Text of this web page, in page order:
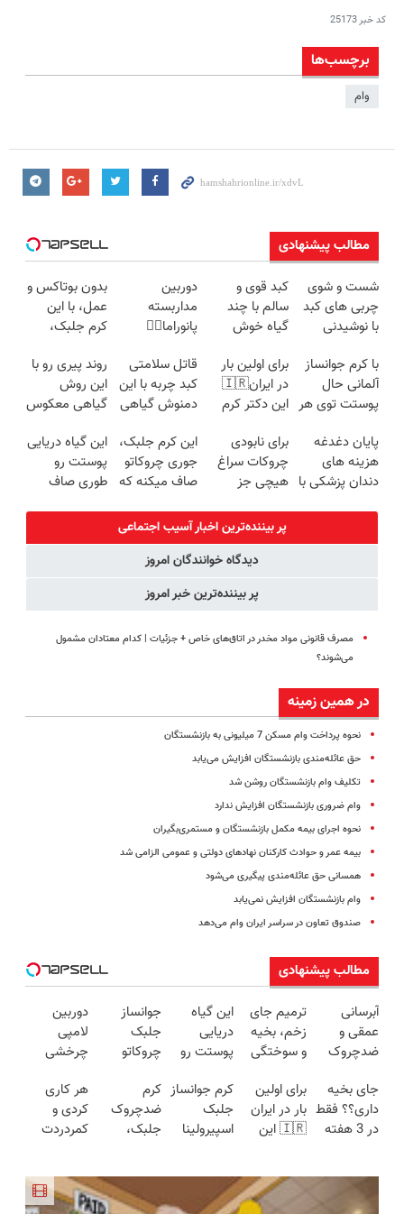
کد خبر25173
برچسب‌ها
وام
مطالب پیشنهادی
شست و شوی
چربی های کبد
با نوشیدنی
کبد قوی و
سالم با چند
گیاه خوش
دوربین
مداربسته
پانوراما👈🏻
360°و سازگار با
اندروید و ios
بدون بوتاکس و
عمل، با این
کرم جلبک،
جوان کن
با کرم جوانساز
آلمانی حال
پوستت توی هر
خوبه۴۵٪تخفیف
برای اولین بار
در ایران🇮🇷
این دکتر کرم
روزه ساخت!
قاتل سلامتی
کبد چربه با این
دمنوش گیاهی
روند پیری رو با
این روش
گیاهی معکوس
پایان دغدغه
هزینه های
دندان پزشکی با
برای نابودی
چروکات سراغ
هیچی جز
نرو(تخفیف40%)
این کرم جلبک،
جوری چروکاتو
صاف میکنه که
کردی!(تخفیف
ویژه)
این گیاه دریایی
پوستت رو
طوری صاف
شدی🔥
پر بیننده‌ترین اخبار آسیب اجتماعی
دیدگاه خوانندگان امروز
پر بیننده‌ترین خبر امروز
مصرف قانونی مواد مخدر در اتاق‌های خاص + جزئیات | کدام معتادان مشمول
می‌شوند؟
در همین زمینه
نحوه پرداخت وام مسکن 7 میلیونی به بازنشستگان
حق عائله‌‌مندی بازنشستگان افزایش می‌یابد
تکلیف وام بازنشستگان روشن شد
وام ضروری بازنشستگان افزایش ندارد
نحوه اجرای بیمه مکمل بازنشستگان و مستمری‌بگیران
بیمه عمر و حوادث کارکنان نهادهای دولتی و عمومی الزامی شد
همسانی حق عائله‌مندی پیگیری می‌‌شود
وام بازنشستگان افزایش نمی‌یابد
صندوق تعاون در سراسر ایران وام می‌دهد
مطالب پیشنهادی
آبرسانی
عمقی و
ضدچروک
(تخفیف تا
امشب🔥)
ترمیم جای
زخم، بخیه
و سوختگی
هفته!!😍
این گیاه
دریایی
پوستت رو
میکنه
جوون شدی
خرید
جوانساز
جلبک
چروکاتو
صاف میکنه
😍
دوربین
لامپی
چرخشی
فقط امروز
حراج شد🔥
پرداخت
جای بخیه
داری؟؟ فقط
در 3 هفته
برای اولین
بار در ایران
🇮🇷 این
23 روزه
ساخت!
کرم جوانساز
جلبک
اسپیرولینا
آلمان)
کرم
ضدچروک
جلبک،
پوست
شما40%تخفیف
هر کاری
کردی و
کمردردت
پرسشنامه و
دریافت راه